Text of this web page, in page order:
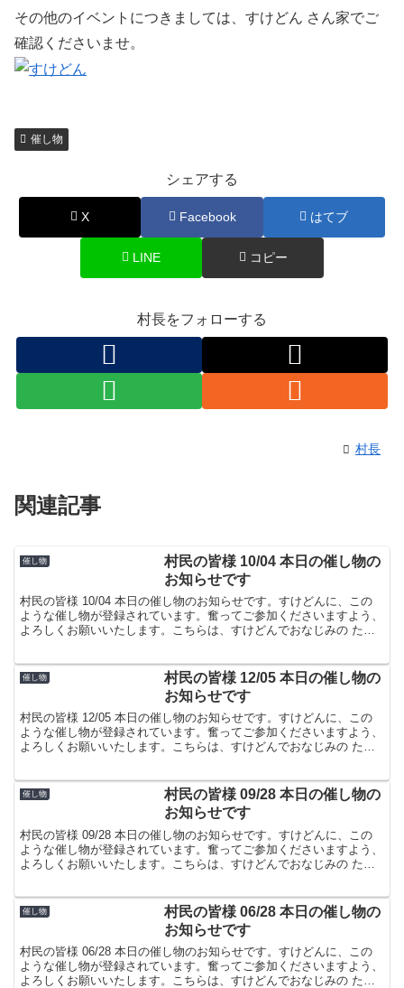
その他のイベントにつきましては、すけどん さん家でご
確認くださいませ。
催し物
シェアする
X Facebook はてブ
LINE コピー
村長をフォローする
村長
関連記事
催し物
村民の皆様 10/04 本日の催し物の
お知らせです
村民の皆様 10/04 本日の催し物のお知らせです。すけどんに、この
ような催し物が登録されています。奮ってご参加くださいますよう、
よろしくお願いいたします。こちらは、すけどんでおなじみの たま
催し物
村民の皆様 12/05 本日の催し物の
お知らせです
村民の皆様 12/05 本日の催し物のお知らせです。すけどんに、この
ような催し物が登録されています。奮ってご参加くださいますよう、
よろしくお願いいたします。こちらは、すけどんでおなじみの たま
催し物
村民の皆様 09/28 本日の催し物の
お知らせです
村民の皆様 09/28 本日の催し物のお知らせです。すけどんに、この
ような催し物が登録されています。奮ってご参加くださいますよう、
よろしくお願いいたします。こちらは、すけどんでおなじみの たま
催し物
村民の皆様 06/28 本日の催し物の
お知らせです
村民の皆様 06/28 本日の催し物のお知らせです。すけどんに、この
ような催し物が登録されています。奮ってご参加くださいますよう、
よろしくお願いいたします。こちらは、すけどんでおなじみの たま